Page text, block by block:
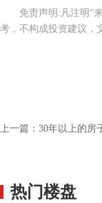
免责声明:凡注明“
考，不构成投资建议，
上一篇： 30年以上的房
热门楼盘